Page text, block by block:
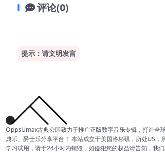
评论(0)
提示：请文明发言
OppsUmax古典公园致力于推广正版数字音乐专辑，打造全
典乐、爵士乐分享平台！ 本站成立于美国洛杉矶，所处US，
学习试用，请于24小时内销毁，如侵犯您的权益请告知，我们